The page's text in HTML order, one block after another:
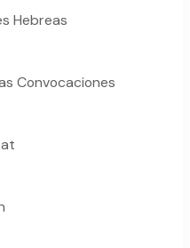
es verdad"
Hebreas
Convocaciones